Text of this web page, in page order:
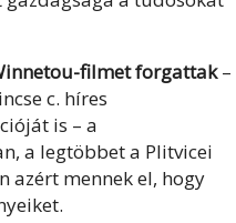
filmet forgattak–
c. híres
is – a
a legtöbbet a Plitvicei
azért mennek el, hogy